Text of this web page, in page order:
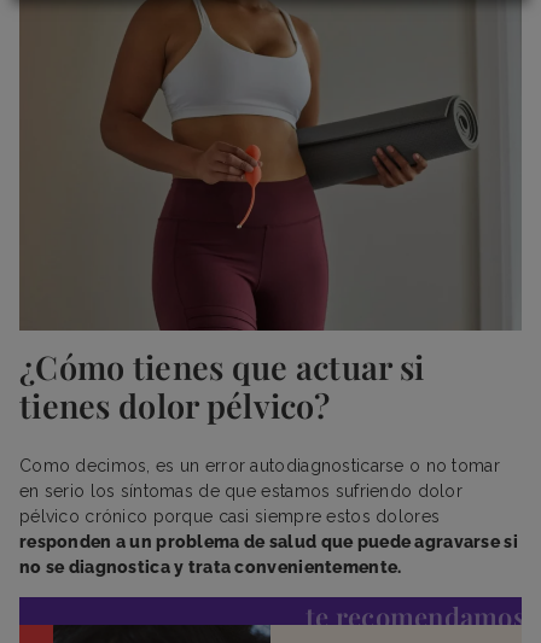
¿Cómo tienes que actuar si
tienes dolor pélvico?
Como decimos, es un error autodiagnosticarse o no tomar
en serio los síntomas de que estamos sufriendo dolor
pélvico crónico porque casi siempre estos dolores
responden a un problema de salud que puede agravarse si
no se diagnostica y trata convenientemente.
te recomendamos